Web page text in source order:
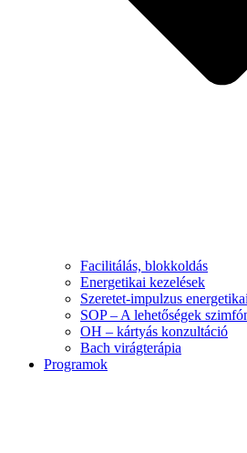
Facilitálás, blokkoldás
Energetikai kezelések
Szeretet-impulzus
SOP – A lehetőségek
OH – kártyás konzultáció
Bach virágterápia
Programok